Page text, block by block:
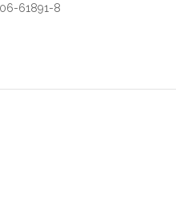
61891-8